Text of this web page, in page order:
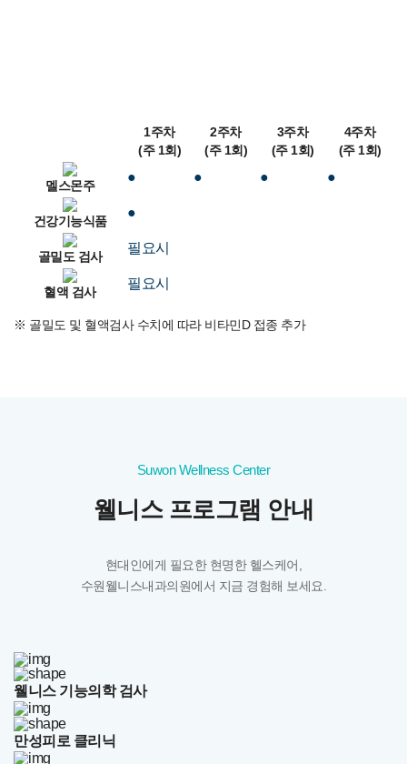
1주차
(주 1회)
2주차
(주 1회)
3주차
(주 1회)
4주차
(주 1회)
멜스몬주
● ● ● ●
건강기능식품
●
골밀도 검사
필요시
혈액 검사
필요시
※ 골밀도 및 혈액검사 수치에 따라 비타민D 접종 추가
Suwon Wellness Center
웰니스 프로그램 안내
현대인에게 필요한 현명한 헬스케어,
수원웰니스내과의원에서 지금 경험해 보세요.
웰니스 기능의학 검사
만성피로 클리닉